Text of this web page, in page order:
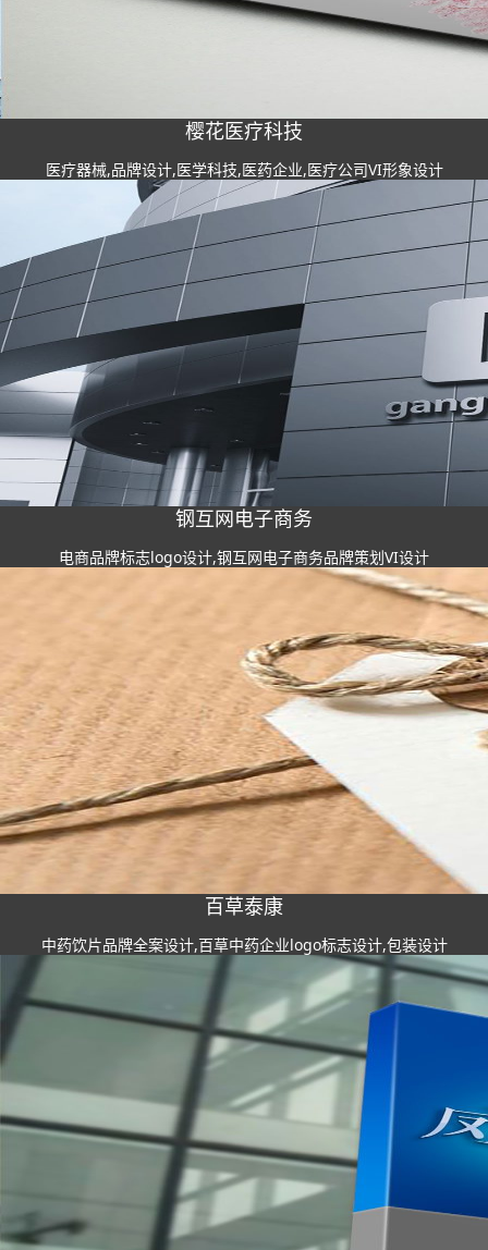
樱花医疗科技
医疗器械,品牌设计,医学科技,医药企业,医疗公司VI形象设计
钢互网电子商务
电商品牌标志logo设计,钢互网电子商务品牌策划VI设计
百草泰康
中药饮片品牌全案设计,百草中药企业logo标志设计,包装设计